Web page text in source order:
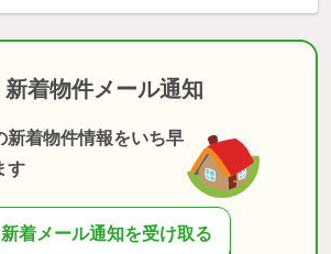
新着物件メール通知
新着物件情報をいち早
す
新着メール通知を受け取る